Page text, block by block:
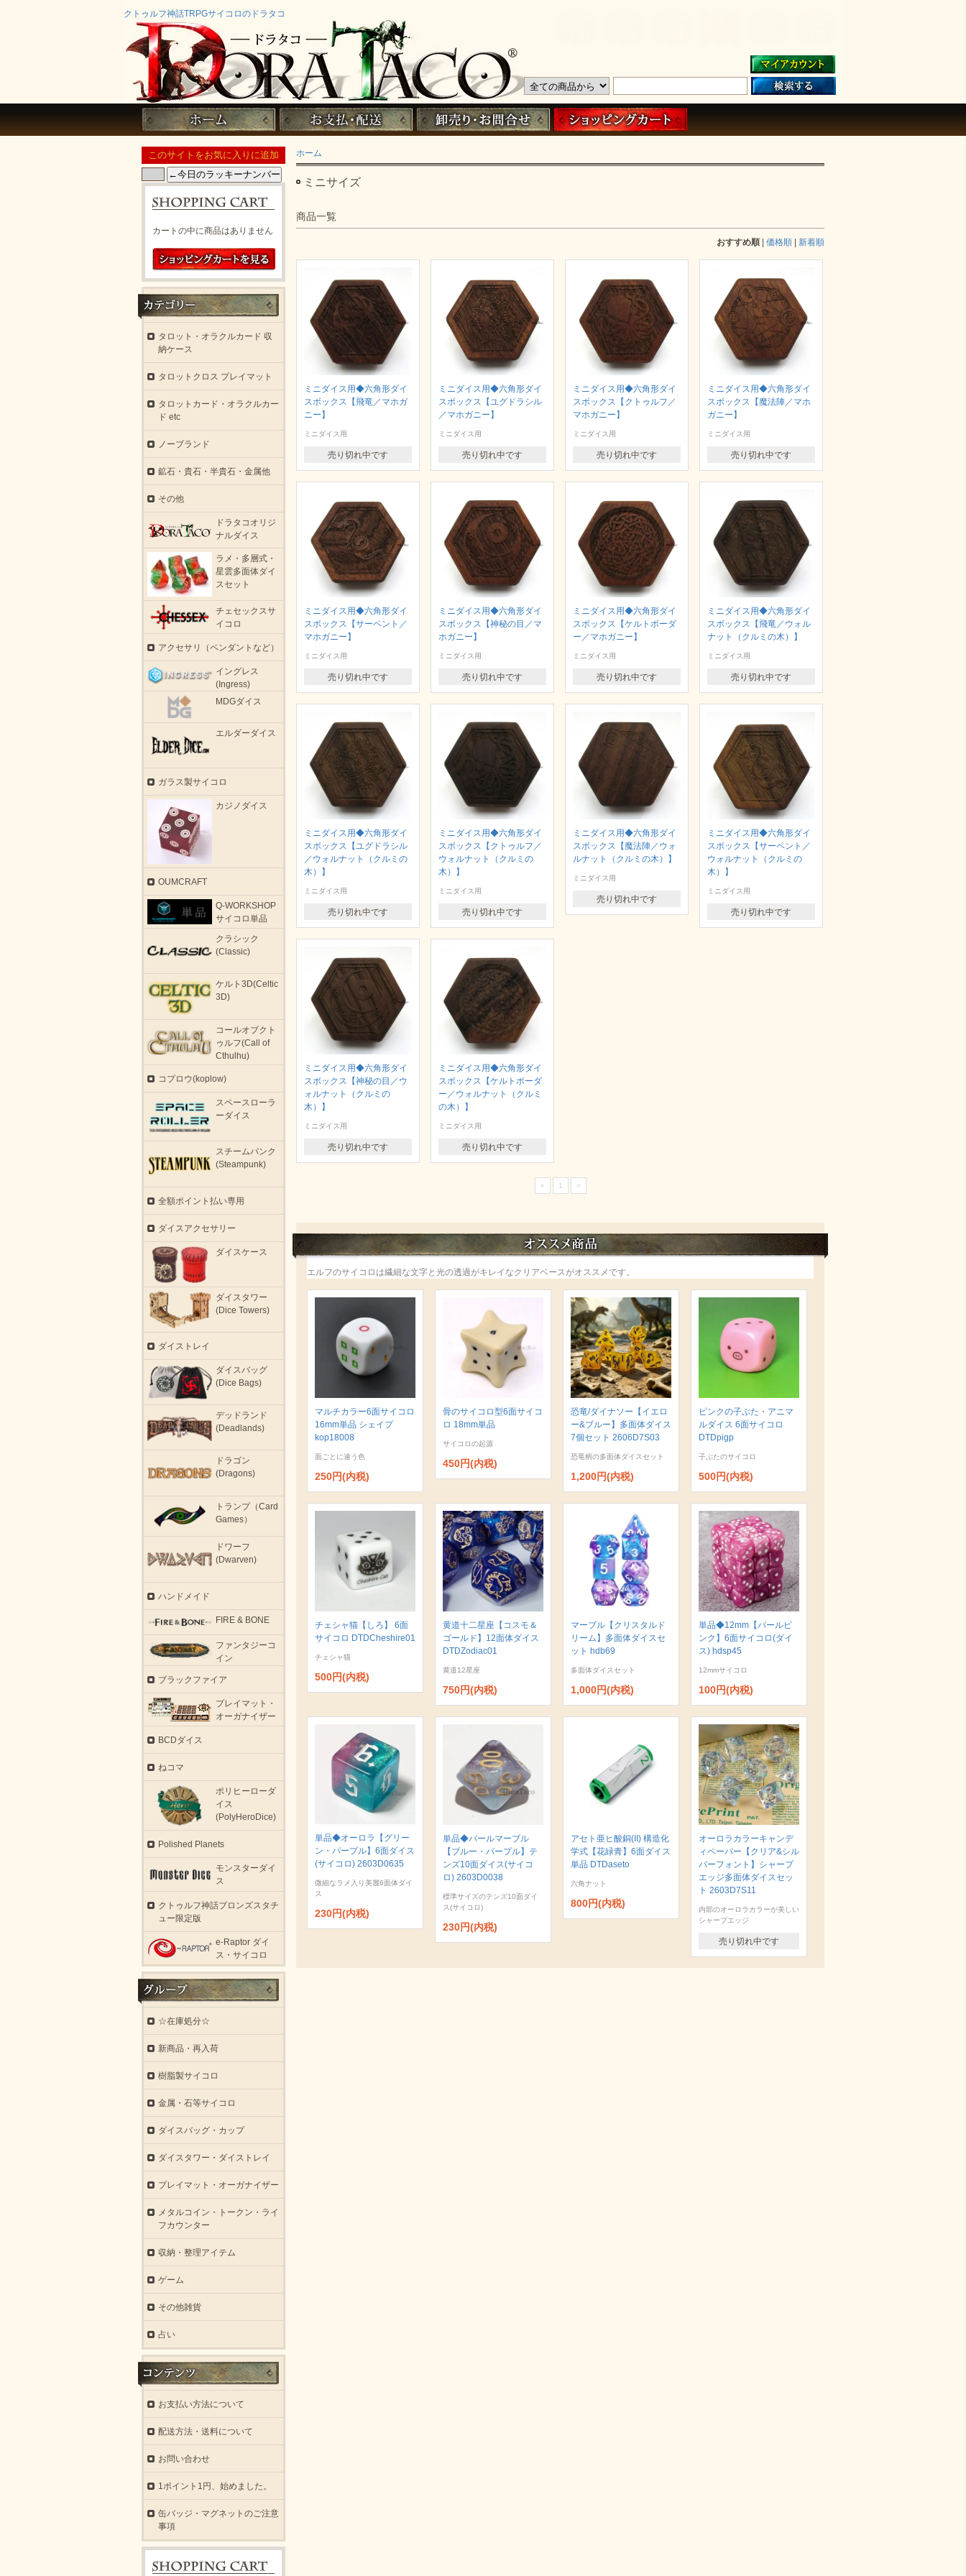
クトゥルフ神話TRPGサイコロのドラタコ
ホーム
ミニサイズ
商品一覧
おすすめ順 価格順 新着順
ミニダイス用◆六角形ダイ
スボックス【飛竜／マホガ
ニー】
ミニダイス用
売り切れ中です
ミニダイス用◆六角形ダイ
スボックス【ユグドラシル
／マホガニー】
ミニダイス用
売り切れ中です
ミニダイス用◆六角形ダイ
スボックス【クトゥルフ／
マホガニー】
ミニダイス用
売り切れ中です
ミニダイス用◆六角形ダイ
スボックス【魔法陣／マホ
ガニー】
ミニダイス用
売り切れ中です
ミニダイス用◆六角形ダイ
スボックス【サーペント／
マホガニー】
ミニダイス用
売り切れ中です
ミニダイス用◆六角形ダイ
スボックス【神秘の目／マ
ホガニー】
ミニダイス用
売り切れ中です
ミニダイス用◆六角形ダイ
スボックス【ケルトボーダ
ー／マホガニー】
ミニダイス用
売り切れ中です
ミニダイス用◆六角形ダイ
スボックス【飛竜／ウォル
ナット（クルミの木）】
ミニダイス用
売り切れ中です
ミニダイス用◆六角形ダイ
スボックス【ユグドラシル
／ウォルナット（クルミの
木）】
ミニダイス用
売り切れ中です
ミニダイス用◆六角形ダイ
スボックス【クトゥルフ／
ウォルナット（クルミの
木）】
ミニダイス用
売り切れ中です
ミニダイス用◆六角形ダイ
スボックス【魔法陣／ウォ
ルナット（クルミの木）】
ミニダイス用
売り切れ中です
ミニダイス用◆六角形ダイ
スボックス【サーペント／
ウォルナット（クルミの
木）】
ミニダイス用
売り切れ中です
ミニダイス用◆六角形ダイ
スボックス【神秘の目／ウ
ォルナット（クルミの
木）】
ミニダイス用
売り切れ中です
ミニダイス用◆六角形ダイ
スボックス【ケルトボーダ
ー／ウォルナット（クルミ
の木）】
ミニダイス用
売り切れ中です
< 1 >
エルフのサイコロは繊細な文字と光の透過がキレイなクリアベースがオススメです。
マルチカラー6面サイコロ
16mm単品 シェイプ
kop18008
面ごとに違う色
250円(内税)
骨のサイコロ型6面サイコ
ロ 18mm単品
サイコロの起源
450円(内税)
恐竜/ダイナソー【イエロ
ー&ブルー】多面体ダイス
7個セット 2606D7S03
恐竜柄の多面体ダイスセット
1,200円(内税)
ピンクの子ぶた・アニマ
ルダイス 6面サイコロ
DTDpigp
子ぶたのサイコロ
500円(内税)
チェシャ猫【しろ】 6面
サイコロ DTDCheshire01
チェシャ猫
500円(内税)
黄道十二星座【コスモ＆
ゴールド】12面体ダイス
DTDZodiac01
黄道12星座
750円(内税)
マーブル【クリスタルド
リーム】多面体ダイスセ
ット hdb69
多面体ダイスセット
1,000円(内税)
単品◆12mm【パールピ
ンク】6面サイコロ(ダイ
ス) hdsp45
12mmサイコロ
100円(内税)
単品◆オーロラ【グリー
ン・パープル】6面ダイス
(サイコロ) 2603D0635
微細なラメ入り美麗6面体ダイ
ス
230円(内税)
単品◆パールマーブル
【ブルー・パープル】テ
ンズ10面ダイス(サイコ
ロ) 2603D0038
標準サイズのテンズ10面ダイ
ス(サイコロ)
230円(内税)
アセト亜ヒ酸銅(II) 構造化
学式【花緑青】6面ダイス
単品 DTDaseto
六角ナット
800円(内税)
オーロラカラーキャンデ
ィペーパー【クリア&シル
バーフォント】シャープ
エッジ多面体ダイスセッ
ト 2603D7S11
内部のオーロラカラーが美しい
シャープエッジ
売り切れ中です
カートの中に商品はありません
タロット・オラクルカード 収
納ケース
タロットクロス プレイマット
タロットカード・オラクルカー
ド etc
ノーブランド
鉱石・貴石・半貴石・金属他
その他
ドラタコオリジ
ナルダイス
ラメ・多層式・
星雲多面体ダイ
スセット
チェセックスサ
イコロ
アクセサリ（ペンダントなど）
イングレス
(Ingress)
MDGダイス
エルダーダイス
ガラス製サイコロ
カジノダイス
OUMCRAFT
Q-WORKSHOP
サイコロ単品
クラシック
(Classic)
ケルト3D(Celtic
3D)
コールオブクト
ゥルフ(Call of
Cthulhu)
コプロウ(koplow)
スペースローラ
ーダイス
スチームパンク
(Steampunk)
全額ポイント払い専用
ダイスアクセサリー
ダイスケース
ダイスタワー
(Dice Towers)
ダイストレイ
ダイスバッグ
(Dice Bags)
デッドランド
(Deadlands)
ドラゴン
(Dragons)
トランプ（Card
Games）
ドワーフ
(Dwarven)
ハンドメイド
FIRE & BONE
ファンタジーコ
イン
ブラックファイア
プレイマット・
オーガナイザー
BCDダイス
ねコマ
ポリヒーローダ
イス
(PolyHeroDice)
Polished Planets
モンスターダイ
ス
クトゥルフ神話ブロンズスタチ
ュー限定版
e-Raptor ダイ
ス・サイコロ
☆在庫処分☆
新商品・再入荷
樹脂製サイコロ
金属・石等サイコロ
ダイスバッグ・カップ
ダイスタワー・ダイストレイ
プレイマット・オーガナイザー
メタルコイン・トークン・ライ
フカウンター
収納・整理アイテム
ゲーム
その他雑貨
占い
お支払い方法について
配送方法・送料について
お問い合わせ
1ポイント1円、始めました。
缶バッジ・マグネットのご注意
事項